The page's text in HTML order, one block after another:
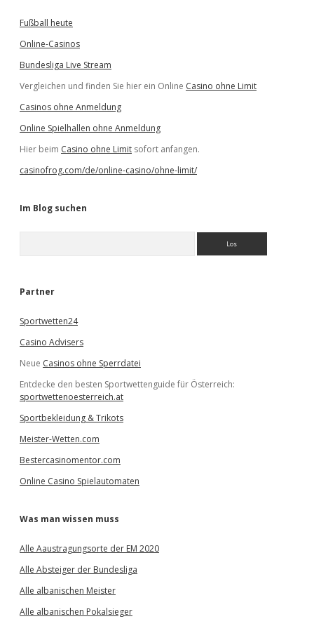
Fußball heute
Online-Casinos
Bundesliga Live Stream
Vergleichen und finden Sie hier ein Online Casino ohne Limit
Casinos ohne Anmeldung
Online Spielhallen ohne Anmeldung
Hier beim Casino ohne Limit sofort anfangen.
casinofrog.com/de/online-casino/ohne-limit/
Im Blog suchen
e
Partner
Sportwetten24
Casino Advisers
Neue Casinos ohne Sperrdatei
Entdecke den besten Sportwettenguide für Österreich:
sportwettenoesterreich.at
Sportbekleidung & Trikots
Meister-Wetten.com
Bestercasinomentor.com
Online Casino Spielautomaten
Was man wissen muss
Alle Aaustragungsorte der EM 2020
Alle Absteiger der Bundesliga
Alle albanischen Meister
Alle albanischen Pokalsieger